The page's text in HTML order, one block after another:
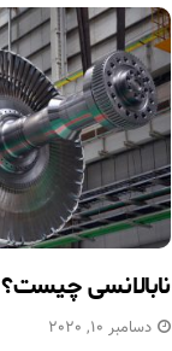
نابالانسی چیست؟
دسامبر 10, 2020